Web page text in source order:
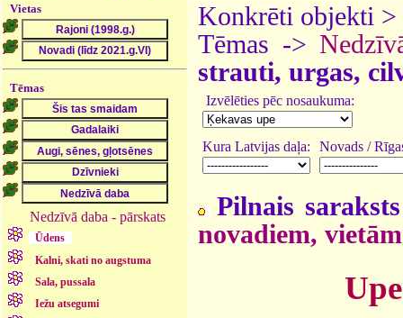
Vietas
Tēmas
Nedzīvā daba - pārskats
Ūdens
Kalni, skati no augstuma
Sala, pussala
Iežu atsegumi
Konkrēti objekti >
Tēmas ->
strauti, urgas,
Izvēlēties pēc nosaukuma:
Kura Latvijas daļa: Novads /
Pilnais
novadiem, vietām